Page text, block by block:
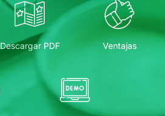
Descargar PDF Ventajas